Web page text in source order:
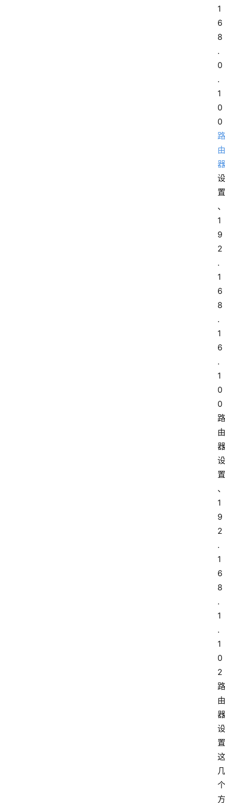
1
6
8
.
0
.
1
0
路
由
器
设
置
、
1
9
2
.
1
6
8
.
1
6
.
1
0
0
路
由
器
设
置
、
1
9
2
.
1
6
8
.
1
.
1
0
2
路
由
器
设
置
这
几
个
方